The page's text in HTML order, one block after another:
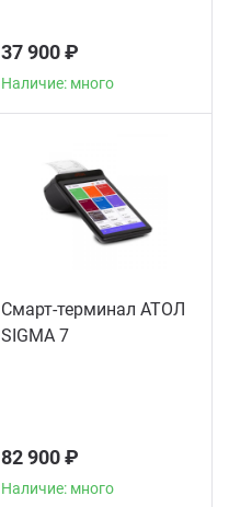
37 900 ₽
Наличие: много
Смарт-терминал АТОЛ
SIGMA 7
82 900 ₽
Наличие: много